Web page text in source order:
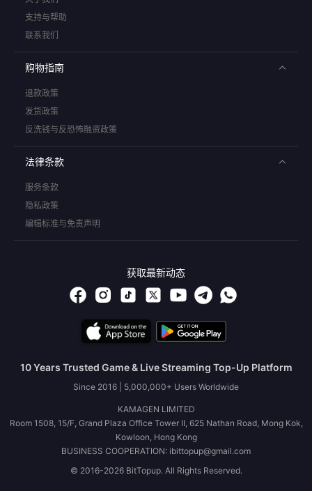
支持与帮助
联系我们
购物指南
退款政策
发货政策
反洗钱与反恐怖融资政策
法律条款
服务条款
隐私政策
编辑标准与免责声明
获取最新动态
10 Years Trusted Game & Live Streaming Top-Up Platform
Since 2016 | 5,000,000+ Users Worldwide
KAMAGEN LIMITED
Room 1508, 15/F, Grand Plaza Office Tower II, 625 Nathan Road, Mong Kok,
Kowloon, Hong Kong
BUSINESS COOPERATION: ibittopup@gmail.com
© 2016-2026 BitTopup. All Rights Reserved.